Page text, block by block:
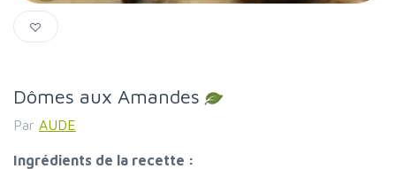
Dômes aux Amandes
Par AUDE
Ingrédients de la recette :